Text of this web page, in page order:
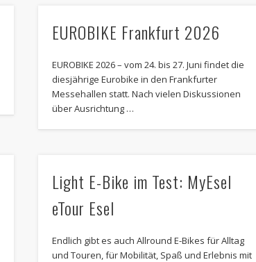
EUROBIKE Frankfurt 2026
EUROBIKE 2026 – vom 24. bis 27. Juni findet die
diesjährige Eurobike in den Frankfurter
Messehallen statt. Nach vielen Diskussionen
über Ausrichtung …
Light E-Bike im Test: MyEsel
eTour Esel
Endlich gibt es auch Allround E-Bikes für Alltag
und Touren, für Mobilität, Spaß und Erlebnis mit